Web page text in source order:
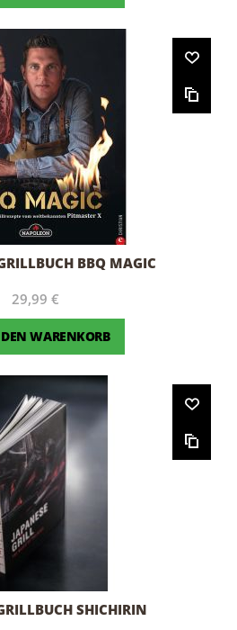
BBQ MAGIC
29,99 €
WARENKORB
SHICHIRIN